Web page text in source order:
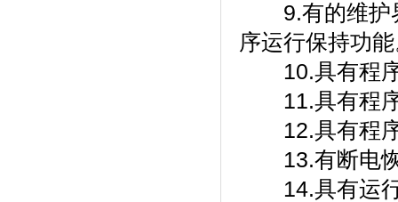
9.有的维护界
序运行保持功能
10.具有程序
11.具有程序跳
12.具有程序停
13.有断电恢复
14.具有运行界